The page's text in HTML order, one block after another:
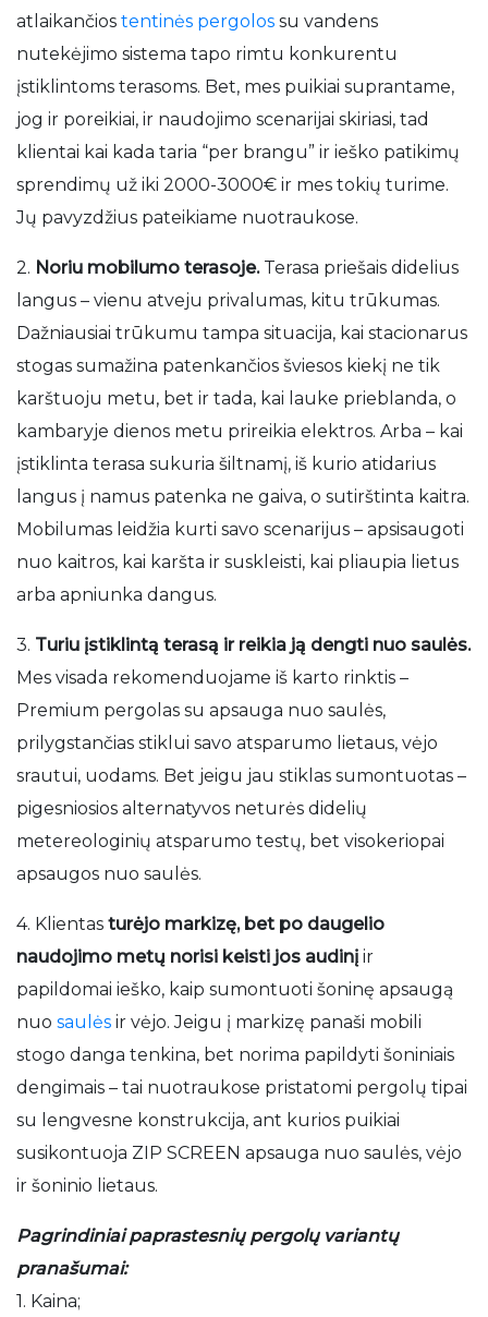
atlaikančios tentinės pergolos su vandens
nutekėjimo sistema tapo rimtu konkurentu
įstiklintoms terasoms. Bet, mes puikiai suprantame,
jog ir poreikiai, ir naudojimo scenarijai skiriasi, tad
klientai kai kada taria “per brangu” ir ieško patikimų
sprendimų už iki 2000-3000€ ir mes tokių turime.
Jų pavyzdžius pateikiame nuotraukose.
2. Noriu mobilumo terasoje.Terasa priešais didelius
langus – vienu atveju privalumas, kitu trūkumas.
Dažniausiai trūkumu tampa situacija, kai stacionarus
stogas sumažina patenkančios šviesos kiekį ne tik
karštuoju metu, bet ir tada, kai lauke prieblanda, o
kambaryje dienos metu prireikia elektros. Arba – kai
įstiklinta terasa sukuria šiltnamį, iš kurio atidarius
langus į namus patenka ne gaiva, o sutirštinta kaitra.
Mobilumas leidžia kurti savo scenarijus – apsisaugoti
nuo kaitros, kai karšta ir suskleisti, kai pliaupia lietus
arba apniunka dangus.
3. Turiu įstiklintą terasą ir reikia ją dengti nuo saulės.
Mes visada rekomenduojame iš karto rinktis –
Premium pergolas su apsauga nuo saulės,
prilygstančias stiklui savo atsparumo lietaus, vėjo
srautui, uodams. Bet jeigu jau stiklas sumontuotas –
pigesniosios alternatyvos neturės didelių
metereologinių atsparumo testų, bet visokeriopai
apsaugos nuo saulės.
4. Klientas turėjo markizę, bet po daugelio
naudojimo metų norisi keisti jos audinį ir
papildomai ieško, kaip sumontuoti šoninę apsaugą
nuo saulės ir vėjo. Jeigu į markizę panaši mobili
stogo danga tenkina, bet norima papildyti šoniniais
dengimais – tai nuotraukose pristatomi pergolų tipai
su lengvesne konstrukcija, ant kurios puikiai
susikontuoja ZIP SCREEN apsauga nuo saulės, vėjo
ir šoninio lietaus.
Pagrindiniai paprastesnių pergolų variantų
pranašumai:
1. Kaina;